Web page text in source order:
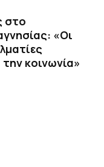
στο
«Οι
κοινωνία»